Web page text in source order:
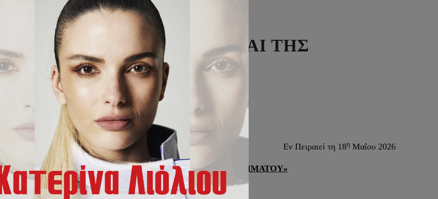
ΤΟΥ «ΠΑΠΑ» ΚΑΙ ΤΗΣ
ΙΕΡΑ ΜΗΤΡΟΠΟΛΙΣ ΠΕΙΡΑΙΩΣ
ΓΡΑΦΕΙΟ ΕΠΙ ΤΩΝ ΑΙΡΕΣΕΩΝ ΚΑΙ ΠΑΡΑΘΡΗΣΚΕΙΩΝ
Εν Πειραιεί τη 18η Μαΐου 2026
ΤΟΥ «ΠΑΠΑ» ΚΑΙ ΤΗΣ ΑΓΓΛΙΚΑΝΗΣ «ΠΡΙΜΑΤΟΥ»